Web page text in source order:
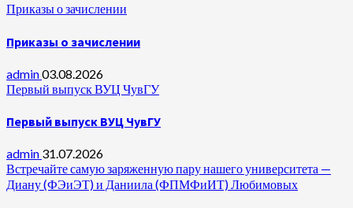
Приказы о зачислении
Приказы о зачислении
admin03.08.2026
Первый выпуск ВУЦ ЧувГУ
Первый выпуск ВУЦ ЧувГУ
admin 31.07.2026
Встречайте самую заряженную пару нашего университета —
Диану (ФЭиЭТ) и Даниила (ФПМФиИТ) Любимовых